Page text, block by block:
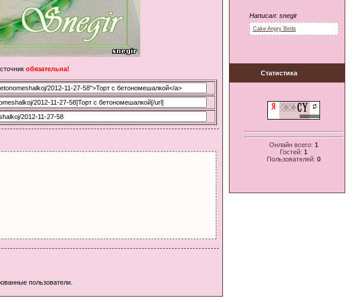
обязательна!
пользователи.
Написал: snegir
Cake Angry Birds
Статистика
Онлайн всего: 1
Гостей: 1
Пользователей: 0